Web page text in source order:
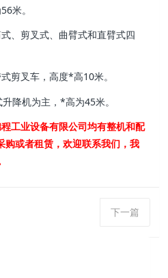
米。
、剪叉式、曲臂式和直臂式四
剪叉车，高度*高10米。
降机为主，*高为45米。
工业设备有限公司均有整机和配
购或者租赁，欢迎联系我们，我
下一篇